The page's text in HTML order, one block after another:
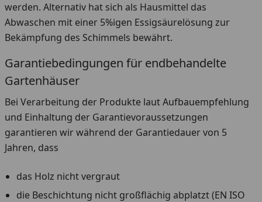
werden. Alternativ hat sich als Hausmittel das
Abwaschen mit einer 5%igen Essigsäurelösung zur
Bekämpfung des Schimmels bewährt.
Garantiebedingungen für endbehandelte
Gartenhäuser
Bei Verarbeitung der Produkte laut Aufbauempfehlung
und Einhaltung der Garantievoraussetzungen
garantieren wir während der Garantiedauer von 5
Jahren, dass
das Holz nicht vergraut
die Beschichtung nicht großflächig abplatzt (EN ISO